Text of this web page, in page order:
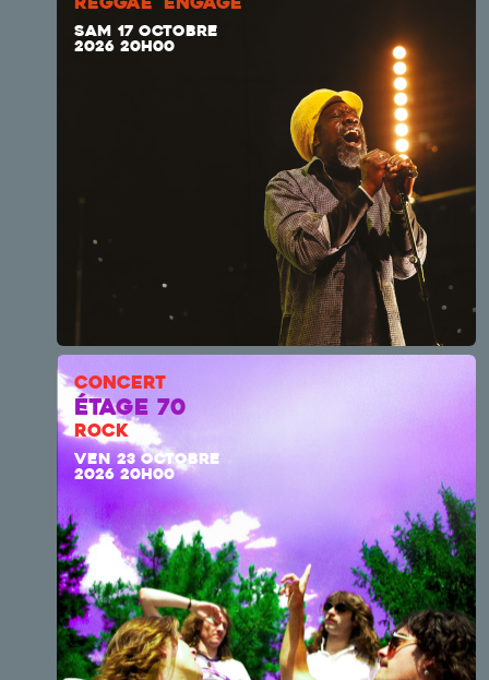
SAM 17 OCTOBRE
2026 20H00
CONCERT
ÉTAGE 70
ROCK
VEN 23 OCTOBRE
2026 20H00